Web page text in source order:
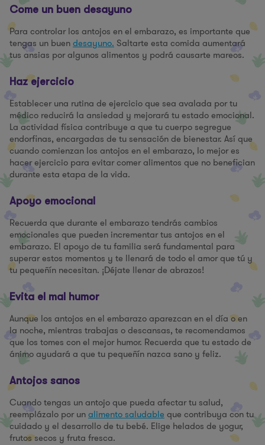
Come un buen desayuno
Para controlar los antojos en el embarazo, es importante que
tengas un buendesayuno. Saltarte esta comida aumentará
tus ansias por algunos alimentos y podrá causarte mareos.
Haz ejercicio
Establecer una rutina de ejercicio que sea avalada por tu
médico reducirá la ansiedad y mejorará tu estado emocional.
La actividad física contribuye a que tu cuerpo segregue
endorfinas, encargadas de tu sensación de bienestar. Así que
cuando comienzan los antojos en el embarazo, lo mejor es
hacer ejercicio para evitar comer alimentos que no benefician
durante esta etapa de la vida.
Apoyo emocional
Recuerda que durante el embarazo tendrás cambios
emocionales que pueden incrementar tus antojos en el
embarazo. El apoyo de tu familia será fundamental para
superar estos momentos y te llenará de todo el amor que tú y
tu pequeñín necesitan. ¡Déjate llenar de abrazos!
Evita el mal humor
Aunque los antojos en el embarazo aparezcan en el día o en
la noche, mientras trabajas o descansas, te recomendamos
que los tomes con el mejor humor. Recuerda que tu estado de
ánimo ayudará a que tu pequeñín nazca sano y feliz.
Antojos sanos
Cuando tengas un antojo que pueda afectar tu salud,
reemplázalo por unalimento saludable que contribuya con tu
cuidado y el desarrollo de tu bebé. Elige helados de yogur,
frutos secos y fruta fresca.